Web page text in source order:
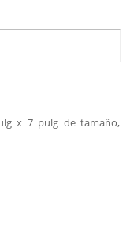
x 7 pulg de tamaño,